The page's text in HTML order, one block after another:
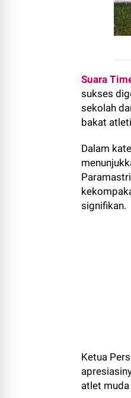
Suara
sukses
sekolah
bakat
Dalam
signifikan.
Ketua
atlet